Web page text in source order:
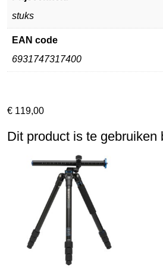
stuks
EAN code
6931747317400
€ 119,00
Dit product is te